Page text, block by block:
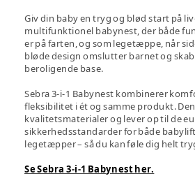
Giv din baby en tryg og blød start på
multifunktionel babynest, der både
er på farten, og som legetæppe, når
bløde design omslutter barnet og
beroligende base.
Sebra 3-i-1 Babynest kombinerer
fleksibilitet i ét og samme produkt.
kvalitetsmaterialer og lever op til de
sikkerhedsstandarder for både
legetæpper – så du kan føle dig helt
Se Sebra 3-i-1 Babynest her.